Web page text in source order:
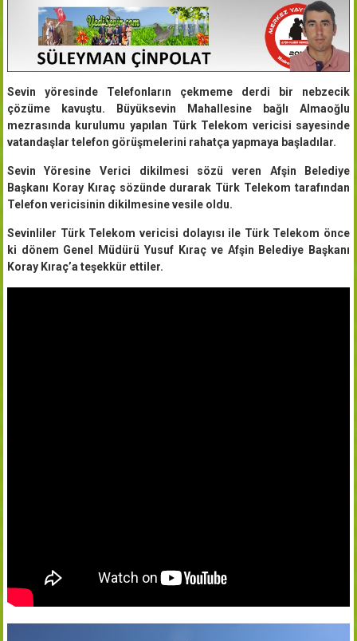
Sevin yöresinde Telefonların çekmeme derdi bir nebzecik
çözüme kavuştu. Büyüksevin Mahallesine bağlı Almaoğlu
mezrasında kurulumu yapılan Türk Telekom vericisi sayesinde
vatandaşlar telefon görüşmelerini rahatça yapmaya başladılar.
Sevin Yöresine Verici dikilmesi sözü veren Afşin Belediye
Başkanı Koray Kıraç sözünde durarak Türk Telekom tarafından
Telefon vericisinin dikilmesine vesile oldu.
Sevinliler Türk Telekom vericisi dolayısı ile Türk Telekom önce
ki dönem Genel Müdürü Yusuf Kıraç ve Afşin Belediye Başkanı
Koray Kıraç’a teşekkür ettiler.